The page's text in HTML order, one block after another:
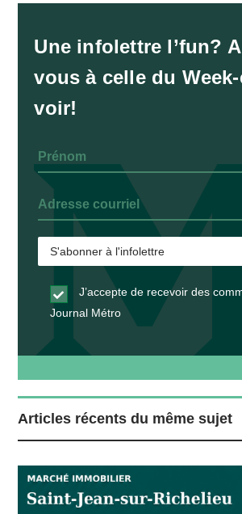
Une infolettre l’fun?
vous à celle du
voir!
J’accepte de recevoir des
Journal Métro
Articles récents du même sujet